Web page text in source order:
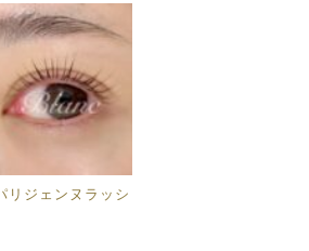
リジェンヌラッシ